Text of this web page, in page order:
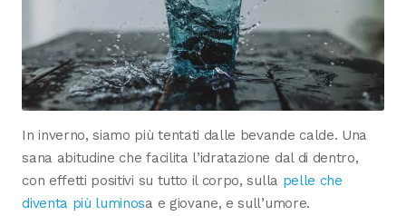
In inverno, siamo più tentati dalle bevande calde. Una
sana abitudine che facilita l’idratazione dal di dentro,
con effetti positivi su tutto il corpo, sulla pelle che
diventa più luminosa e giovane, e sull’umore.